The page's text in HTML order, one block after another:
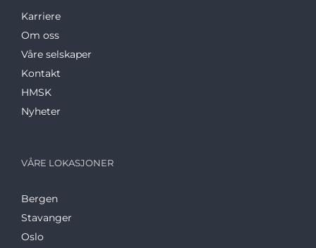
Karriere
Om oss
Våre selskaper
Kontakt
HMSK
Nyheter
VÅRE LOKASJONER
Bergen
Stavanger
Oslo